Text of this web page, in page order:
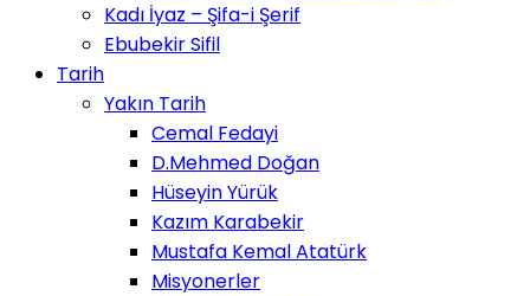
Kadı İyaz – Şifa-i Şerif
Ebubekir Sifil
Tarih
Yakın Tarih
Cemal Fedayi
D.Mehmed Doğan
Hüseyin Yürük
Kazım Karabekir
Mustafa Kemal Atatürk
Misyonerler